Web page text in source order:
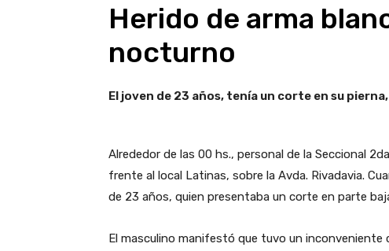
Herido de arma
nocturno
El joven de 23 años, tenía un corte en su
Alrededor de las 00 hs., personal de la Seccional
frente al local Latinas, sobre la Avda. Rivadavia.
de 23 años, quien presentaba un corte en parte
El masculino manifestó que tuvo un